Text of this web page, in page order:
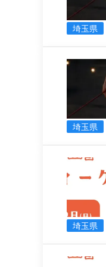
埼玉県
埼玉県
埼玉県